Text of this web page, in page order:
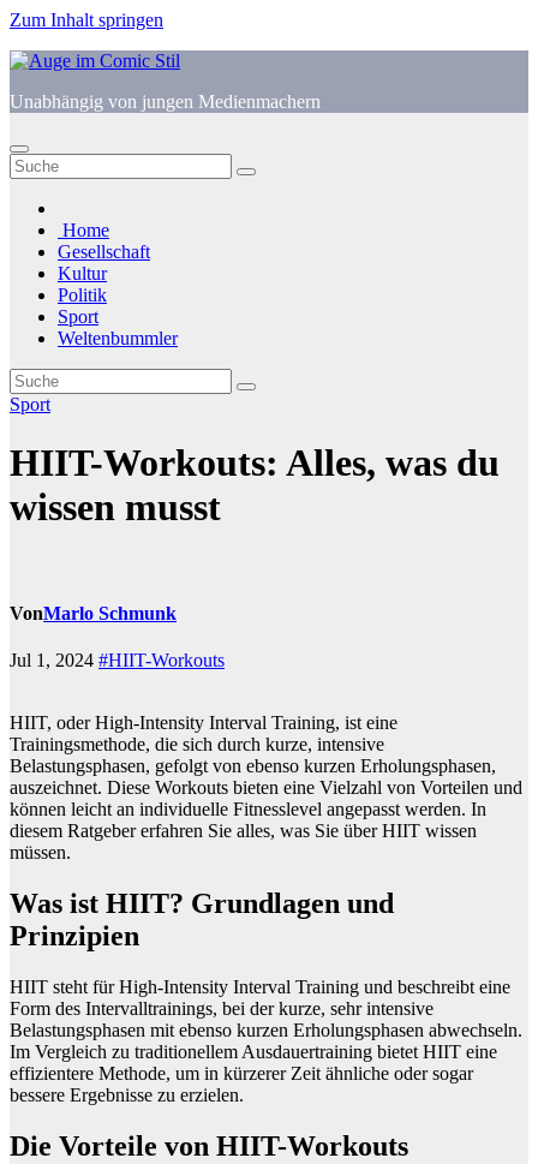
Zum Inhalt springen
Unabhängig von jungen Medienmachern
Home
Gesellschaft
Kultur
Politik
Sport
Weltenbummler
Sport
HIIT-Workouts: Alles, was du
wissen musst
VonMarlo Schmunk
Jul 1, 2024 #HIIT-Workouts
HIIT, oder High-Intensity Interval Training, ist eine
Trainingsmethode, die sich durch kurze, intensive
Belastungsphasen, gefolgt von ebenso kurzen Erholungsphasen,
auszeichnet. Diese Workouts bieten eine Vielzahl von Vorteilen und
können leicht an individuelle Fitnesslevel angepasst werden. In
diesem Ratgeber erfahren Sie alles, was Sie über HIIT wissen
müssen.
Was ist HIIT? Grundlagen und
Prinzipien
HIIT steht für High-Intensity Interval Training und beschreibt eine
Form des Intervalltrainings, bei der kurze, sehr intensive
Belastungsphasen mit ebenso kurzen Erholungsphasen abwechseln.
Im Vergleich zu traditionellem Ausdauertraining bietet HIIT eine
effizientere Methode, um in kürzerer Zeit ähnliche oder sogar
bessere Ergebnisse zu erzielen.
Die Vorteile von HIIT-Workouts